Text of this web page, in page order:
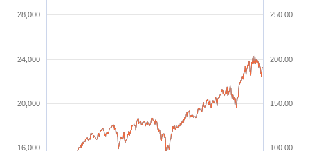
16,000
20,000
24,000
28,000
100.00
150.00
200.00
250.00